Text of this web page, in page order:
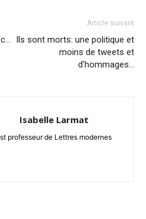
Article suivant
Ils sont morts: une politique et
moins de tweets et
d’hommages…
Isabelle Larmat
professeur de Lettres modernes